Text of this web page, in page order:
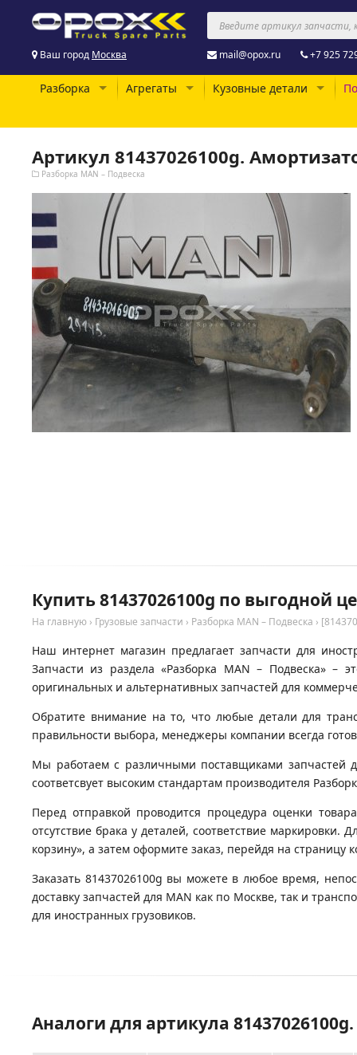
Ваш город Москва mail@opox.ru +7 925
Разборка Агрегаты Кузовные детали
Артикул 81437026100g.
Разборка MAN – Подвеска
Купить 81437026100g по выгодной
На главную › Грузовые запчасти › Разборка MAN – Подвеска ›
Наш интернет магазин предлагает запчасти для
Запчасти из раздела «Разборка MAN – Подвеска» –
оригинальных и альтернативных запчастей для
Обратите внимание на то, что любые детали для
правильности выбора, менеджеры компании всегда
Мы работаем с различными поставщиками запчастей
соответсвует высоким стандартам производителя
Перед отправкой проводится процедура оценки
отсутствие брака у деталей, соответствие
корзину», а затем оформите заказ, перейдя на страницу
Заказать 81437026100g вы можете в любое время,
доставку запчастей для MAN как по Москве, так и
для иностранных грузовиков.
Аналоги для артикула